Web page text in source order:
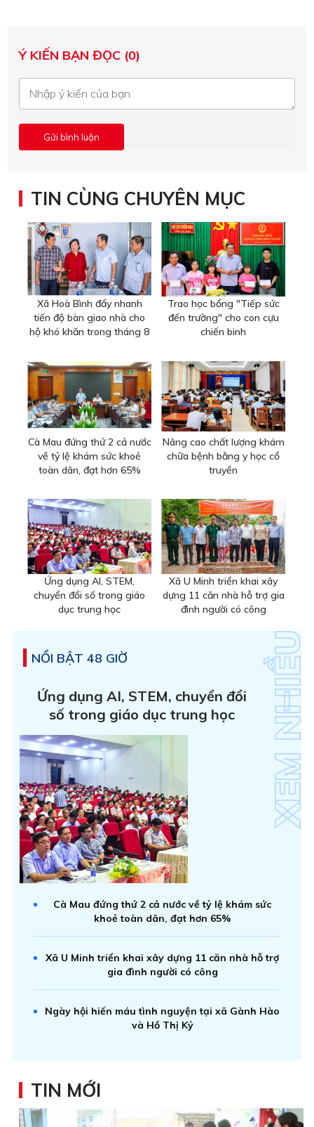
Ý KIẾN BẠN ĐỌC (0)
TIN CÙNG CHUYÊN MỤC
Xã Hoà Bình đẩy nhanh
tiến độ bàn giao nhà cho
hộ khó khăn trong tháng 8
Trao học bổng "Tiếp sức
đến trường" cho con cựu
chiến binh
Cà Mau đứng thứ 2 cả nước
về tỷ lệ khám sức khoẻ
toàn dân, đạt hơn 65%
Nâng cao chất lượng khám
chữa bệnh bằng y học cổ
truyền
Ứng dụng AI, STEM,
chuyển đổi số trong giáo
dục trung học
Xã U Minh triển khai xây
dựng 11 căn nhà hỗ trợ gia
đình người có công
NỔI BẬT 48 GIỜ
Ứng dụng AI, STEM, chuyển đổi
số trong giáo dục trung học
Cà Mau đứng thứ 2 cả nước về tỷ lệ khám sức
khoẻ toàn dân, đạt hơn 65%
Xã U Minh triển khai xây dựng 11 căn nhà hỗ trợ
gia đình người có công
Ngày hội hiến máu tình nguyện tại xã Gành Hào
và Hồ Thị Kỷ
TIN MỚI